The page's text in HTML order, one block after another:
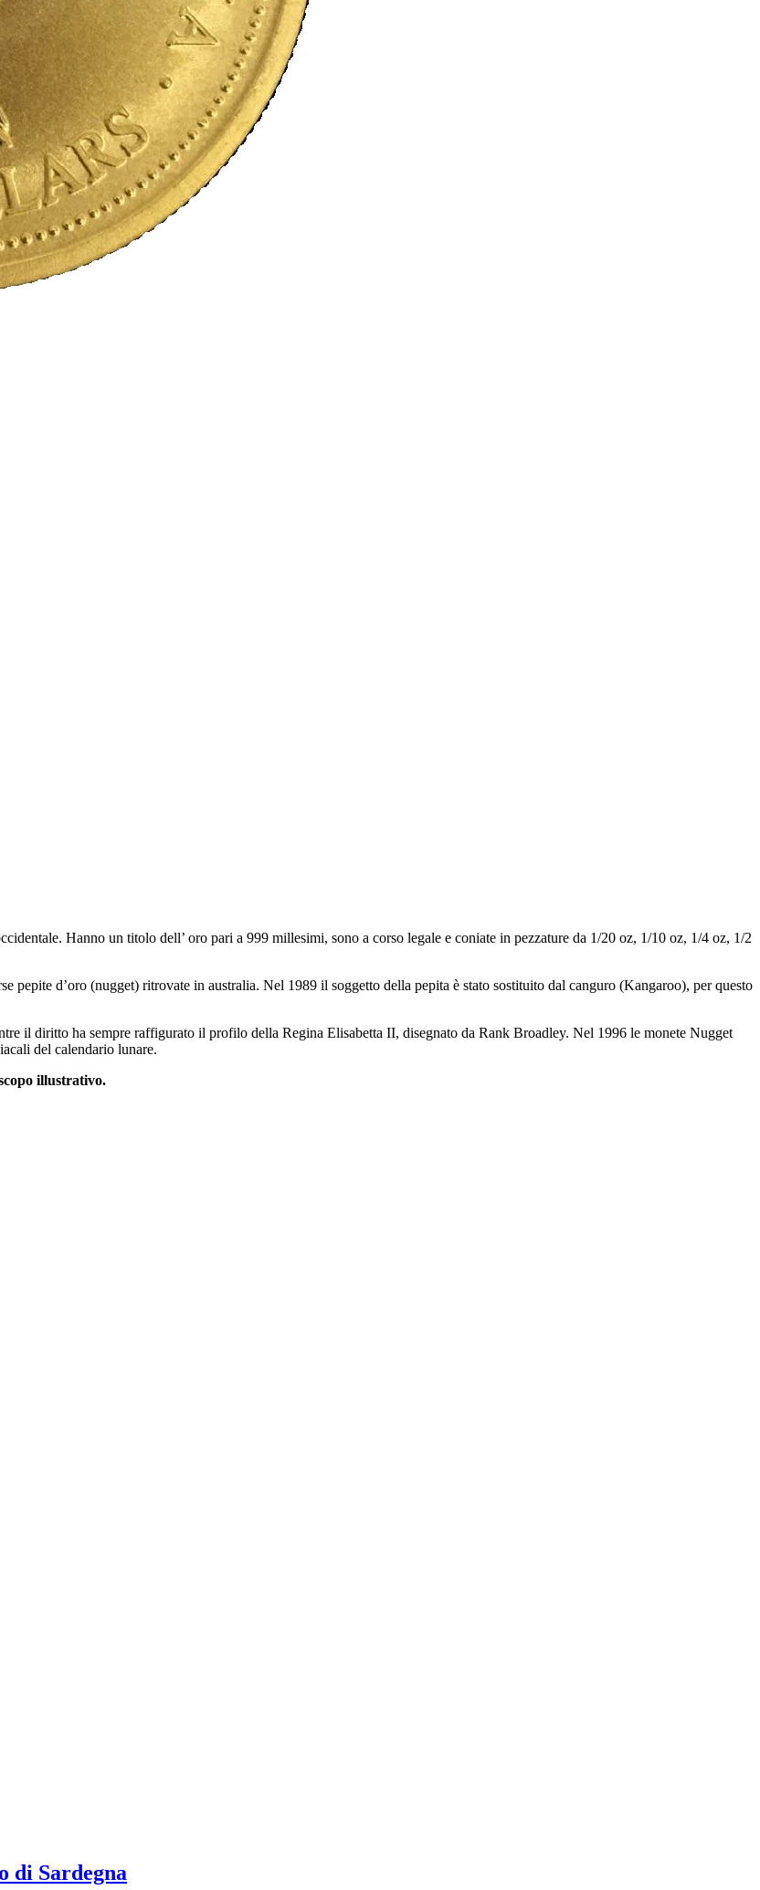
Hanno un titolo dell’ oro pari a 999 millesimi, sono a corso legale e coniate in pezzature da 1/20 oz, 1/10 oz, 1/4 oz, 1/2
pepite d’oro (nugget) ritrovate in australia. Nel 1989 il soggetto della pepita è stato sostituito dal canguro (Kangaroo), per questo
il diritto ha sempre raffigurato il profilo della Regina Elisabetta II, disegnato da Rank Broadley. Nel 1996 le monete Nugget
del calendario lunare.
illustrativo.
di Sardegna